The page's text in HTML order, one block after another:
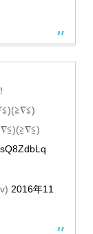
2016年11